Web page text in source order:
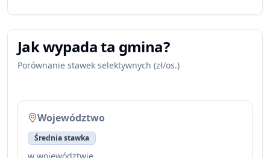
Jak wypada ta gmina?
Porównanie stawek selektywnych (zł/os.)
Województwo
Średnia stawka